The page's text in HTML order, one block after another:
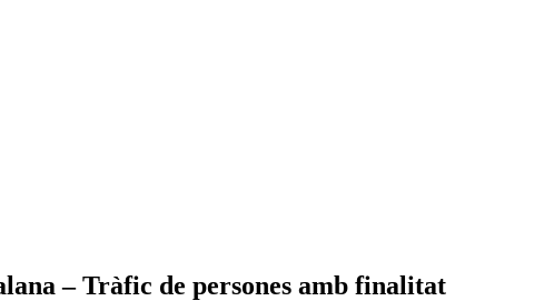
– Tràfic de persones amb finalitat